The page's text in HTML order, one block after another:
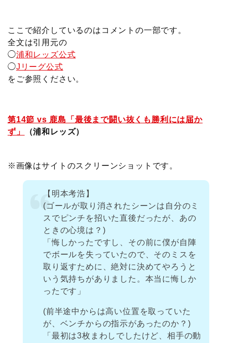
o
k
ここで紹介しているのはコメントの一部です。
全文は引用元の
◯浦和レッズ公式
◯Jリーグ公式
をご参照ください。
第14節 vs 鹿島「最後まで闘い抜くも勝利には届か
ず」
（浦和レッズ）
※画像はサイトのスクリーンショットです。
【明本考浩】
(ゴールが取り消されたシーンは自分のミ
スでピンチを招いた直後だったが、あの
ときの心境は？)
「悔しかったですし、その前に僕が自陣
でボールを失っていたので、そのミスを
取り返すために、絶対に決めてやろうと
いう気持ちがありました。本当に悔しか
ったです」
(前半途中からは高い位置を取っていた
が、ベンチからの指示があったのか？)
「最初は3枚まわしでしたけど、相手の動